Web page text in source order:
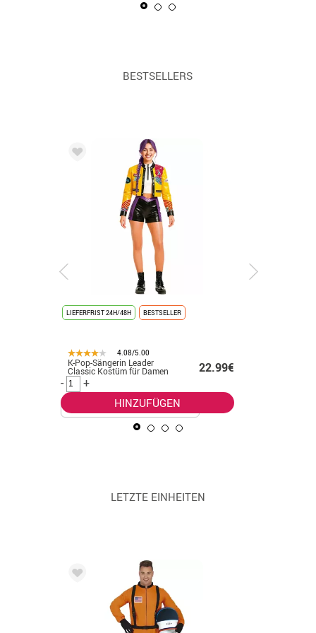
BESTSELLERS
LIEFERFRIST 24H/48H BESTSELLER
4.08/5.00
K-Pop-Sängerin Leader
Classic Kostüm für Damen
22.99€
-
+
HINZUFÜGEN
LETZTE EINHEITEN